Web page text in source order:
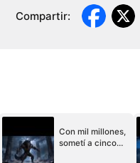
Compartir:
Con mil millones,
sometí a cinco